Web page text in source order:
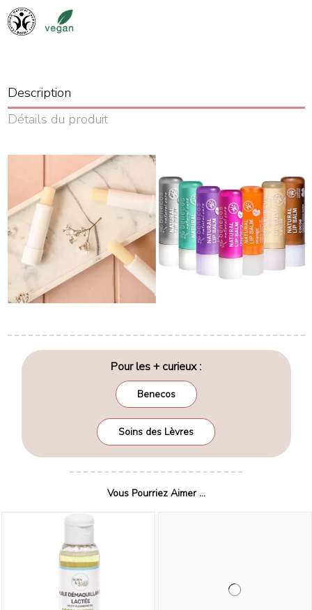
Description
Détails du produit
Pour les + curieux :
Benecos
Soins des Lèvres
Vous Pourriez Aimer ...